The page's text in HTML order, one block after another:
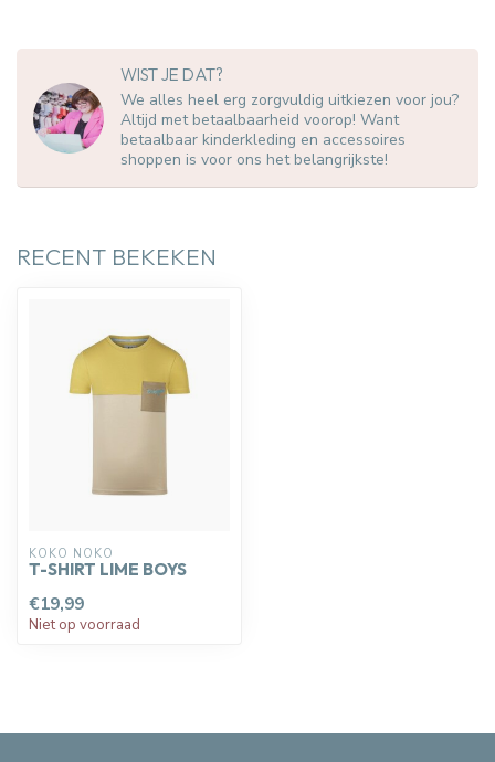
WIST JE DAT?
We alles heel erg zorgvuldig uitkiezen voor jou?
Altijd met betaalbaarheid voorop! Want
betaalbaar kinderkleding en accessoires
shoppen is voor ons het belangrijkste!
RECENT BEKEKEN
KOKO NOKO
T-SHIRT LIME BOYS
€19,99
Niet op voorraad